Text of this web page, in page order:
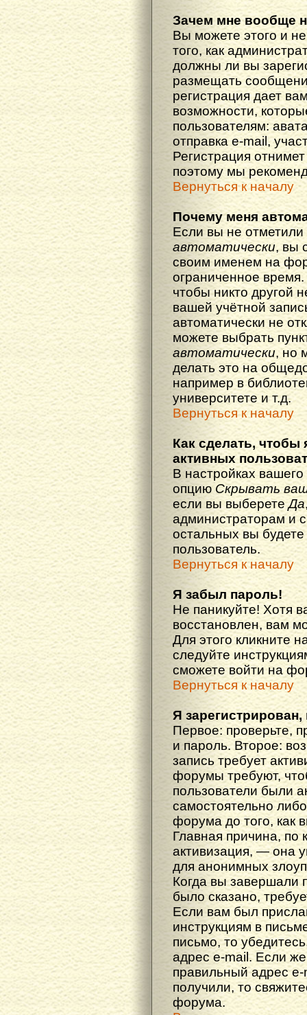
Зачем мне вообще
Вы можете этого и
того, как
должны ли вы
размещать
регистрация дает
возможности,
пользователям:
отправка e-mail,
Регистрация
поэтому мы
Вернуться к началу
Почему меня
Если вы не отметили
автоматически, вы
своим именем на
ограниченное
чтобы никто другой
вашей учётной
автоматически не
можете выбрать
автоматически, но
делать это на
например в
университете и т.д.
Вернуться к началу
Как сделать, чтобы
активных
В настройках
опцию Скрывать
если вы выберетеДа
администраторам и
остальных вы
пользователь.
Вернуться к началу
Я забыл пароль!
Не паникуйте! Хотя
восстановлен, вам
Для этого кликните
следуйте
сможете войти на
Вернуться к началу
Я
Первое: проверьте,
и пароль. Второе:
запись требует
форумы требуют,
пользователи были
самостоятельно
форума до того, как
Главная причина, по
активизация, — она
для анонимных
Когда вы завершали
было сказано,
Если вам был
инструкциям в
письмо, то
адрес e-mail. Если
правильный адрес
получили, то
форума.